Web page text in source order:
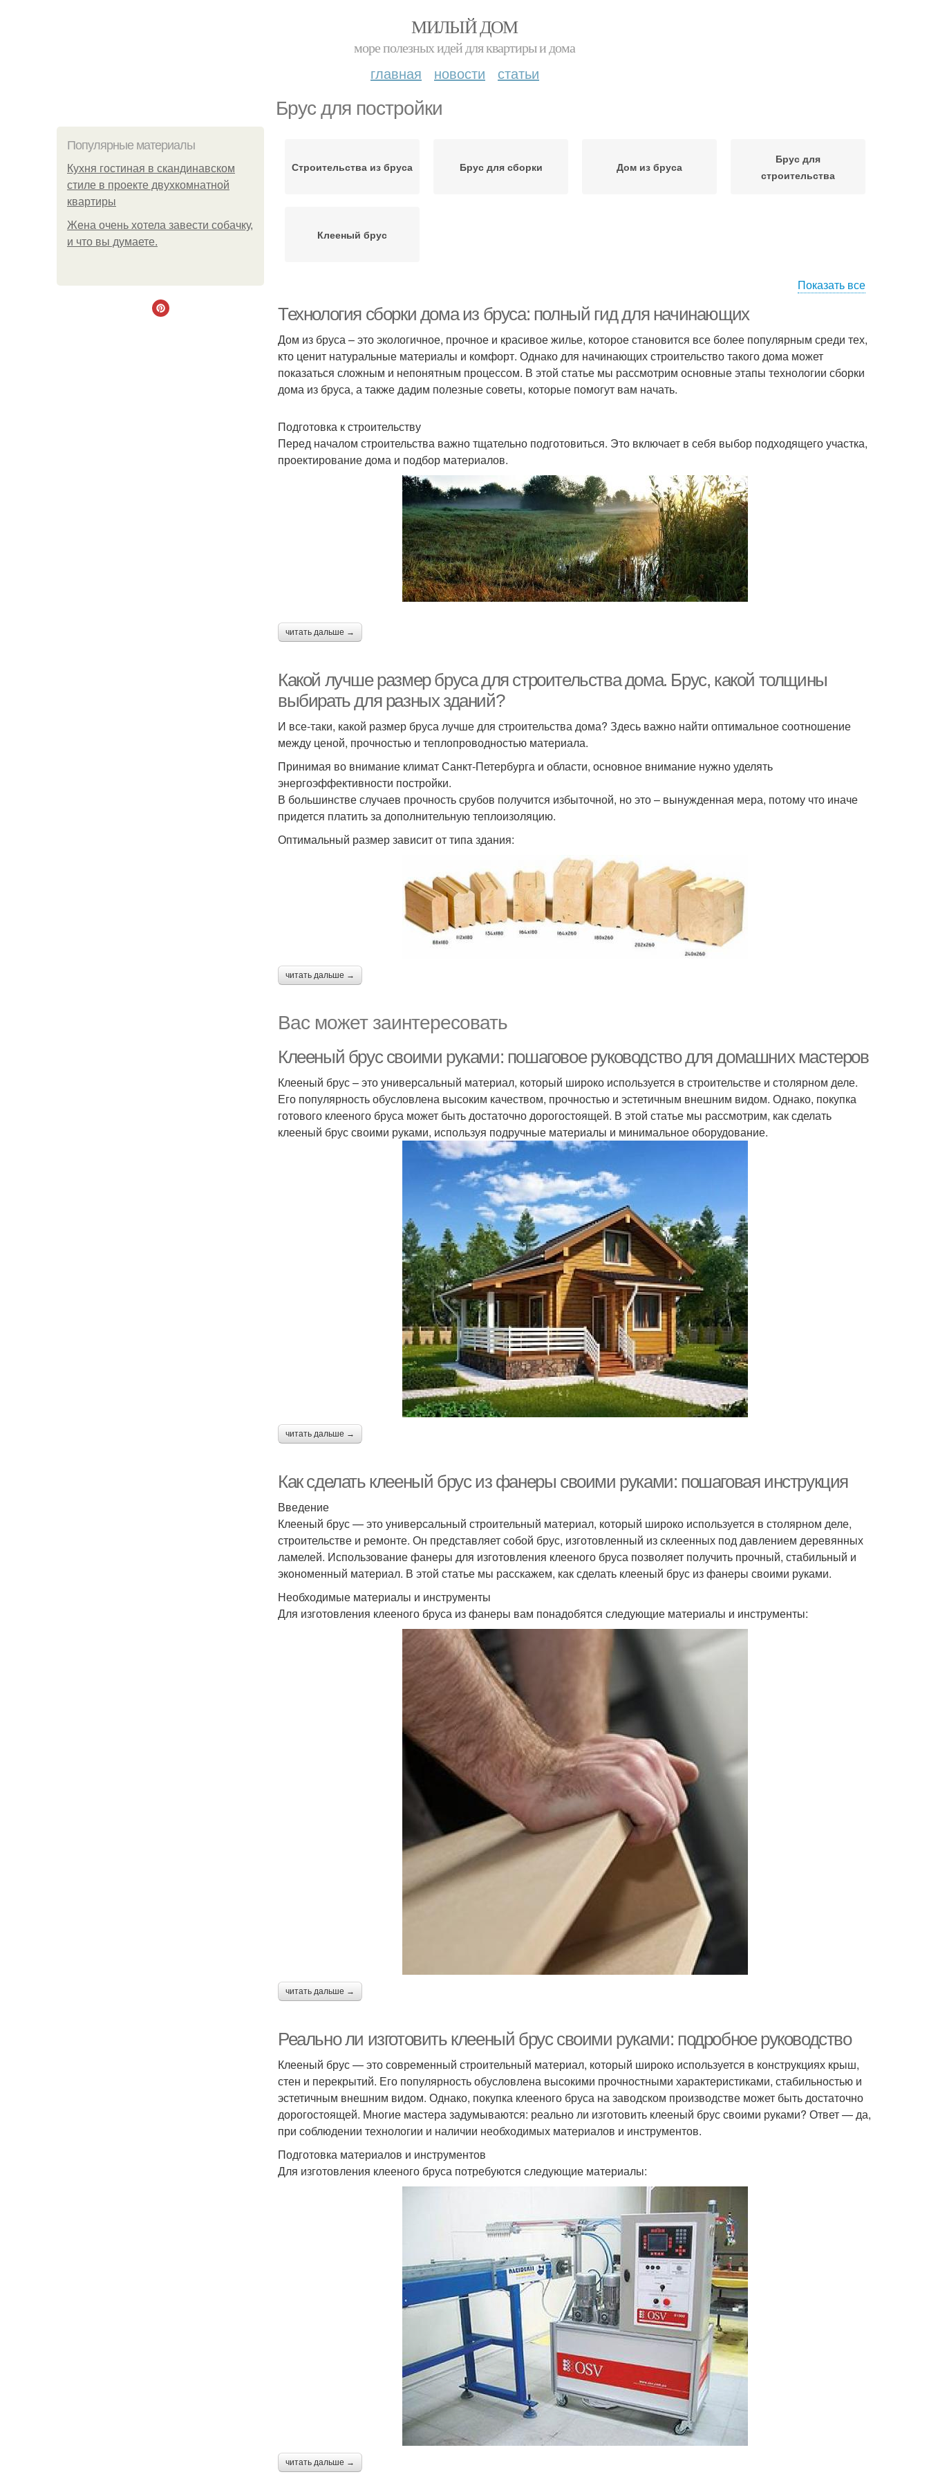
МИЛЫЙ ДОМ
море полезных идей для квартиры и дома
главная новости статьи
Брус для постройки
Популярные материалы
Кухня гостиная в скандинавском
стиле в проекте двухкомнатной
квартиры
Жена очень хотела завести собачку,
и что вы думаете.
Строительства из бруса Брус для сборки Дом из бруса
Брус для
строительства
Клееный брус
Показать все
Технология сборки дома из бруса: полный гид для начинающих
Дом из бруса – это экологичное, прочное и красивое жилье, которое становится все более популярным среди тех,
кто ценит натуральные материалы и комфорт. Однако для начинающих строительство такого дома может
показаться сложным и непонятным процессом. В этой статье мы рассмотрим основные этапы технологии сборки
дома из бруса, а также дадим полезные советы, которые помогут вам начать.
Подготовка к строительству
Перед началом строительства важно тщательно подготовиться. Это включает в себя выбор подходящего участка,
проектирование дома и подбор материалов.
читать дальше →
Какой лучше размер бруса для строительства дома. Брус, какой толщины
выбирать для разных зданий?
И все-таки, какой размер бруса лучше для строительства дома? Здесь важно найти оптимальное соотношение
между ценой, прочностью и теплопроводностью материала.
Принимая во внимание климат Санкт-Петербурга и области, основное внимание нужно уделять
энергоэффективности постройки.
В большинстве случаев прочность срубов получится избыточной, но это – вынужденная мера, потому что иначе
придется платить за дополнительную теплоизоляцию.
Оптимальный размер зависит от типа здания:
читать дальше →
Вас может заинтересовать
Клееный брус своими руками: пошаговое руководство для домашних мастеров
Клееный брус – это универсальный материал, который широко используется в строительстве и столярном деле.
Его популярность обусловлена высоким качеством, прочностью и эстетичным внешним видом. Однако, покупка
готового клееного бруса может быть достаточно дорогостоящей. В этой статье мы рассмотрим, как сделать
клееный брус своими руками, используя подручные материалы и минимальное оборудование.
читать дальше →
Как сделать клееный брус из фанеры своими руками: пошаговая инструкция
Введение
Клееный брус — это универсальный строительный материал, который широко используется в столярном деле,
строительстве и ремонте. Он представляет собой брус, изготовленный из склеенных под давлением деревянных
ламелей. Использование фанеры для изготовления клееного бруса позволяет получить прочный, стабильный и
экономенный материал. В этой статье мы расскажем, как сделать клееный брус из фанеры своими руками.
Необходимые материалы и инструменты
Для изготовления клееного бруса из фанеры вам понадобятся следующие материалы и инструменты:
читать дальше →
Реально ли изготовить клееный брус своими руками: подробное руководство
Клееный брус — это современный строительный материал, который широко используется в конструкциях крыш,
стен и перекрытий. Его популярность обусловлена высокими прочностными характеристиками, стабильностью и
эстетичным внешним видом. Однако, покупка клееного бруса на заводском производстве может быть достаточно
дорогостоящей. Многие мастера задумываются: реально ли изготовить клееный брус своими руками? Ответ — да,
при соблюдении технологии и наличии необходимых материалов и инструментов.
Подготовка материалов и инструментов
Для изготовления клееного бруса потребуются следующие материалы:
читать дальше →